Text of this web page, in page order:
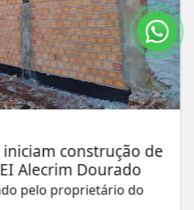
construção de
Alecrim Dourado
pelo proprietário do